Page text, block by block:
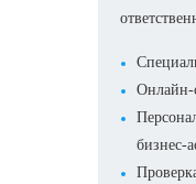
Онлайн-
бизнес-